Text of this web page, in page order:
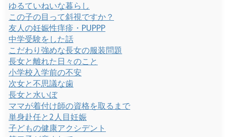
ゆるていねいな暮らし
この子の目って斜視ですか？
友人の妊娠性痒疹・PUPPP
中学受験をした話
こだわり強めな長女の服装問題
長女と離れた日々のこと
小学校入学前の不安
次女と不思議な歯
長女と水いぼ
ママが着付け師の資格を取るまで
単身赴任と2人目妊娠
子どもの健康アクシデント